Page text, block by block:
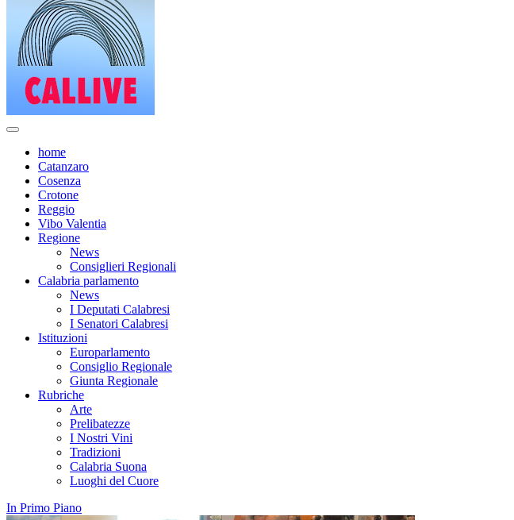
home
Catanzaro
Cosenza
Crotone
Reggio
Vibo Valentia
Regione
News
Consiglieri Regionali
Calabria parlamento
News
I Deputati Calabresi
I Senatori Calabresi
Istituzioni
Europarlamento
Consiglio Regionale
Giunta Regionale
Rubriche
Arte
Prelibatezze
I Nostri Vini
Tradizioni
Calabria Suona
Luoghi del Cuore
In Primo Piano